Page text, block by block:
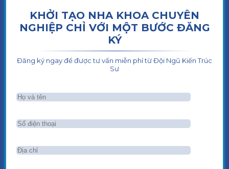
KHỞI TẠO NHA KHOA CHUYÊN
NGHIỆP CHỈ VỚI MỘT BƯỚC ĐĂNG
KÝ
Đăng ký ngay để được tư vấn miễn phí từ Đội Ngũ Kiến Trúc
Sư